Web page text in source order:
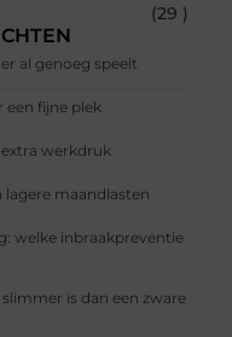
(29 )
al genoeg speelt
een fijne plek
werkdruk
lagere maandlasten
welke inbraakpreventie
is dan een zware